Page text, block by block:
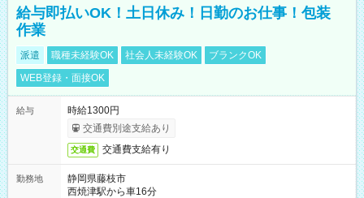
給与即払いOK！土日休み！日勤のお仕事！包装
作業
派遣 職種未経験OK 社会人未経験OK
ブランクOK
WEB登録・面接OK
給与
時給1300円
交通費別途支給あり
交通費 交通費支給有り
勤務地
静岡県藤枝市
西焼津駅から車16分